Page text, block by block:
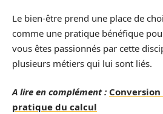
Le bien-être prend une place de
comme une pratique bénéfique
vous êtes passionnés par cette
plusieurs métiers qui lui sont liés.
A lire en complément :
pratique du calcul